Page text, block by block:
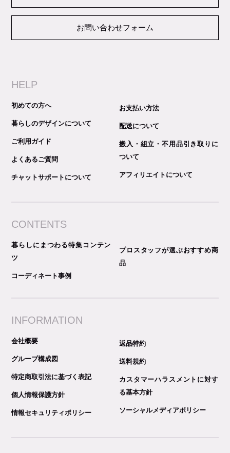
お問い合わせフォーム
HELP
初めての方へ
暮らしのデザインについて
ご利用ガイド
よくあるご質問
チャットサポートについて
お支払い方法
配送について
搬入・組立・不用品引き取りに
ついて
アフィリエイトについて
CONTENTS
暮らしにまつわる特集コンテン
ツ
コーディネート事例
プロスタッフが選ぶおすすめ商
品
INFORMATION
会社概要
グループ構成図
特定商取引法に基づく表記
個人情報保護方針
情報セキュリティポリシー
返品特約
送料規約
カスタマーハラスメントに対す
る基本方針
ソーシャルメディアポリシー